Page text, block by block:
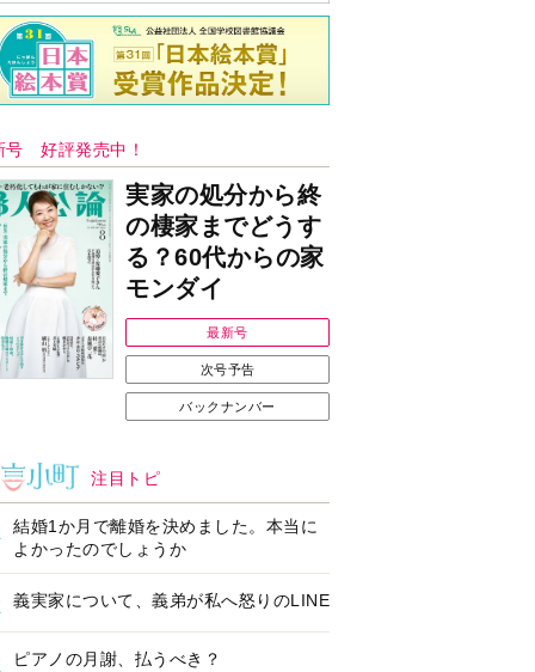
号 好評発売中！
実家の処分から終
の棲家までどうす
る？60代からの家
モンダイ
最新号
次号予告
バックナンバー
注目トピ
結婚1か月で離婚を決めました。本当に
よかったのでしょうか
義実家について、義弟が私へ怒りのLINE
ピアノの月謝、払うべき？